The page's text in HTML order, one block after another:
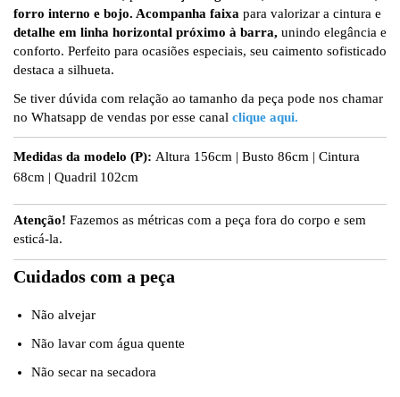
forro interno e bojo. Acompanha faixa para valorizar a cintura e
detalhe em linha horizontal próximo à barra, unindo elegância e
conforto. Perfeito para ocasiões especiais, seu caimento sofisticado
destaca a silhueta.
Se tiver dúvida com relação ao tamanho da peça pode nos chamar
no Whatsapp de vendas por esse canal clique aqui.
Medidas da modelo (P): Altura 156cm | Busto 86cm | Cintura
68cm | Quadril 102cm
Atenção! Fazemos as métricas com a peça fora do corpo e sem
esticá-la.
Cuidados com a peça
Não alvejar
Não lavar com água quente
Não secar na secadora